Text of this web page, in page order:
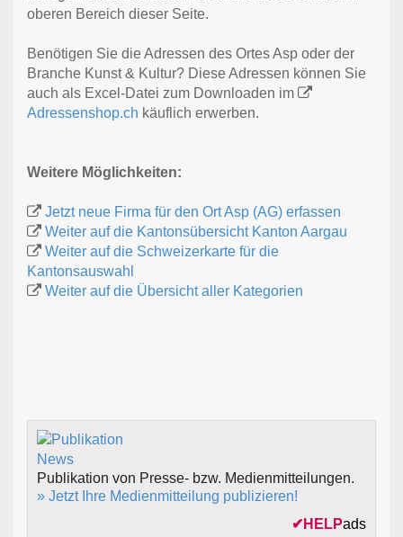
oberen Bereich dieser Seite.
Benötigen Sie die Adressen des Ortes Asp oder der
Branche Kunst & Kultur? Diese Adressen können Sie
auch als Excel-Datei zum Downloaden im
Adressenshop.ch käuflich erwerben.
Weitere Möglichkeiten:
Jetzt neue Firma für den Ort Asp (AG) erfassen
Weiter auf die Kantonsübersicht Kanton Aargau
Weiter auf die Schweizerkarte für die
Kantonsauswahl
Weiter auf die Übersicht aller Kategorien
Publikation von Presse- bzw. Medienmitteilungen.
» Jetzt Ihre Medienmitteilung publizieren!
✔ HELPads